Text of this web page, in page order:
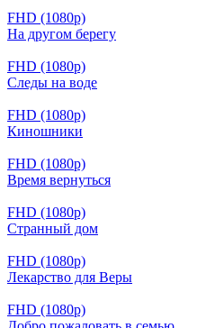
FHD (1080p)
На другом берегу
FHD (1080p)
Следы на воде
FHD (1080p)
Киношники
FHD (1080p)
Время вернуться
FHD (1080p)
Странный дом
FHD (1080p)
Лекарство для Веры
FHD (1080p)